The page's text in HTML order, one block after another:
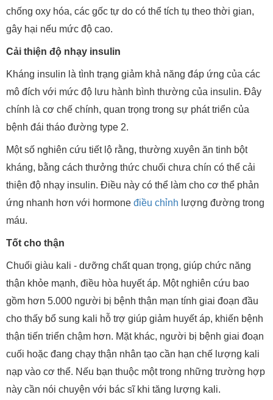
chống oxy hóa, các gốc tự do có thể tích tụ theo thời gian,
gây hại nếu mức độ cao.
Cải thiện độ nhạy insulin
Kháng insulin là tình trạng giảm khả năng đáp ứng của các
mô đích với mức độ lưu hành bình thường của insulin. Đây
chính là cơ chế chính, quan trọng trong sự phát triển của
bệnh đái tháo đường type 2.
Một số nghiên cứu tiết lộ rằng, thường xuyên ăn tinh bột
kháng, bằng cách thưởng thức chuối chưa chín có thể cải
thiện độ nhạy insulin. Điều này có thể làm cho cơ thể phản
ứng nhanh hơn với hormone điều chỉnh lượng đường trong
máu.
Tốt cho thận
Chuối giàu kali - dưỡng chất quan trọng, giúp chức năng
thận khỏe mạnh, điều hòa huyết áp. Một nghiên cứu bao
gồm hơn 5.000 người bị bệnh thận mạn tính giai đoạn đầu
cho thấy bổ sung kali hỗ trợ giúp giảm huyết áp, khiến bệnh
thận tiến triển chậm hơn. Mặt khác, người bị bệnh giai đoạn
cuối hoặc đang chạy thận nhân tạo cần hạn chế lượng kali
nạp vào cơ thể. Nếu bạn thuộc một trong những trường hợp
này cần nói chuyện với bác sĩ khi tăng lượng kali.